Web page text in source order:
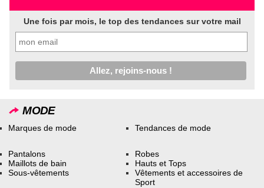
Une fois par mois, le top des tendances sur votre mail
MODE
Marques de mode Tendances de mode
Pantalons
Maillots de bain
Sous-vêtements
Robes
Hauts et Tops
Vêtements et accessoires de
Sport